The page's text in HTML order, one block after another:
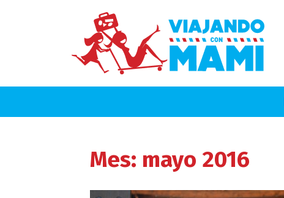
Mes: mayo 2016